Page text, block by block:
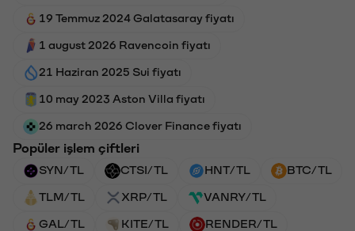
19 Temmuz 2024 Galatasaray fiyatı
1 august 2026 Ravencoin fiyatı
21 Haziran 2025 Sui fiyatı
10 may 2023 Aston Villa fiyatı
26 march 2026 Clover Finance fiyatı
Popüler işlem çiftleri
SYN/TL CTSI/TL HNT/TL BTC/TL
TLM/TL XRP/TL VANRY/TL
GAL/TL KITE/TL RENDER/TL